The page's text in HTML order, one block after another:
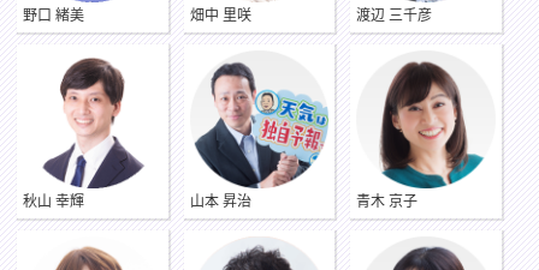
コアラ
睡眠時間が最も長い動物は、コアラと言われています。私も寝
るのが大好きで、いつでもどこでも寝られます。そうは言って
も、コアラのように木の上では寝られませんが…。
●山口県に戻って来た印象は
高校卒業まで過ごした山口県。それまで当たり前と思っていた
山口の風景ですが、大学入学で山口県を離れて、故郷に対する
感じ方が大きく変わりました。素晴らしい自然、新鮮でおいし
野口 緒美 畑中 里咲 渡辺 三千彦
秋山 幸輝 山本 昇治 青木 京子